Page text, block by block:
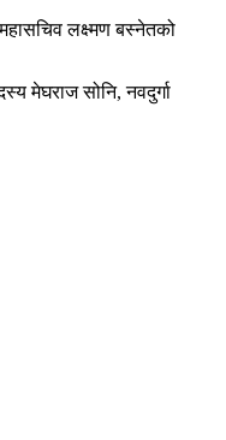
लक्ष्मण बस्नेतको
मेघराज सोनि, नवदुर्गा